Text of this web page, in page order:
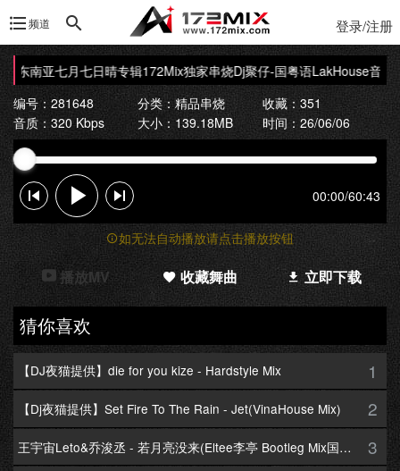
频道 登录/注册
南亚七月七日晴专辑172Mix独家串烧Dj聚仔-国粤语LakHouse音乐
编号：281648
分类：精品串烧
收藏：351
音质：320 Kbps
大小：139.18MB 时间：26/06/06
00:00/60:43
如无法自动播放请点击播放按钮
播放MV 收藏舞曲 立即下载
猜你喜欢
【DJ夜猫提供】die for you kize - Hardstyle Mix 1
【Dj夜猫提供】Set Fire To The Rain - Jet(VinaHouse Mix) 2
王宇宙Leto&乔浚丞 - 若月亮没来(Eltee李亭 Bootleg Mix国语合唱) 3